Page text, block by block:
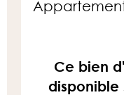
Ce bien
disponible